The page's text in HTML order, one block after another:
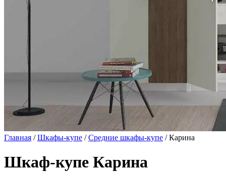
Главная /Шкафы-купе /Средние шкафы-купе / Карина
Шкаф-купе Карина